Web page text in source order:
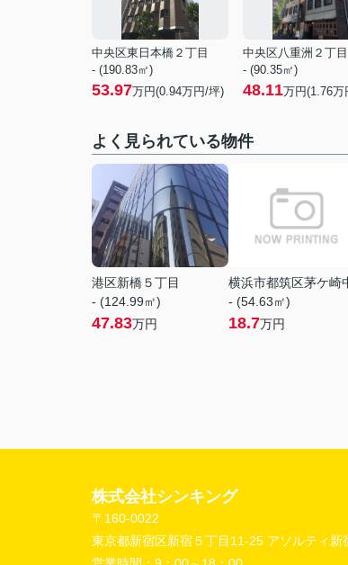
中央区東日本橋２丁目
- (190.83㎡)
53.97万円(0.94万円/坪)
中央区八重洲２丁目
- (90.35㎡)
48.11万円(1.76万
よく見られている物件
港区新橋５丁目
- (124.99㎡)
47.83万円
横浜市都筑区茅ケ崎
- (54.63㎡)
18.7万円
株式会社シンキング
〒160-0022
東京都新宿区新宿５丁目11-25 アソルティ新